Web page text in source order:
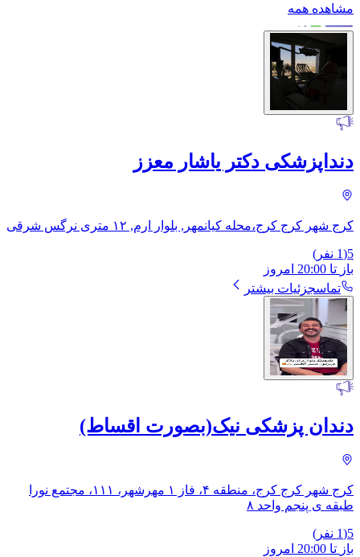
مشاهده همه
دنداپزشکی دکتر یاشار معزز
کرج شهر کرج کرج،محله کیانمهر, بلوار ارم, ۱۲ متری نرگس شرقی
5
(
1 نفر)
باز تا 20:00 امروز
تماسجزئیات بیشتر
دندان پزشکی نیک(بصورت اقساط)
کرج شهر کرج کرج، منطقه ۴، فاز ۱ مهرشهر، ۱۱۱، ​مجتمع نورا
طبقه ی پنجم واحد ۸
5
(
1 نفر)
باز تا 20:00 امروز